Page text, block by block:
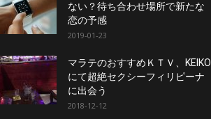
ない？待ち合わせ場所で新たな
恋の予感
2019-01-23
マラテのおすすめＫＴＶ、KEIKO
にて超絶セクシーフィリピーナ
に出会う
2018-12-12